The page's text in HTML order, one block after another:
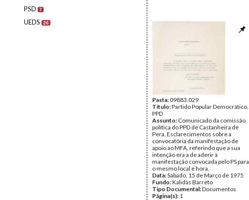
PSD 7
UEDS 26
Pasta:09883.029
Título:Partido Popular Democrático.
PPD
Assunto: Comunicado da comissão
política do PPD de Castanheira de
Pera. Esclarecimentos sobre a
convocatória da manifestação de
apoio ao MFA, referindo que a sua
intenção era a de aderir à
manifestação convocada pelo PS para
o mesmo local e hora.
Data:Sábado, 15 de Março de 1975
Fundo:Kalidás Barreto
Tipo Documental:Documentos
Página(s): 1